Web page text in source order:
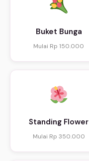
Buket Bunga
Mulai Rp 150.000
Standing Flower
Mulai Rp 350.000